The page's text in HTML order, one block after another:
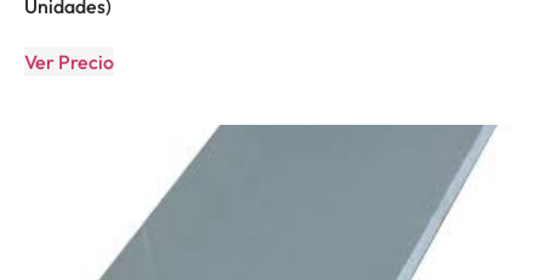
Unidades)
Ver Precio